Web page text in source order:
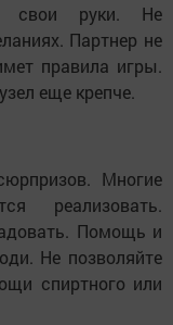
свои руки. Не
Партнер не
правила игры.
еще крепче.
Многие
реализовать.
Помощь и
Не позволяйте
спиртного или